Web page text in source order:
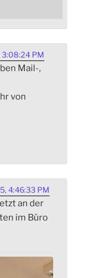
PM
Mail-,
von
4:46:33 PM
an der
im Büro